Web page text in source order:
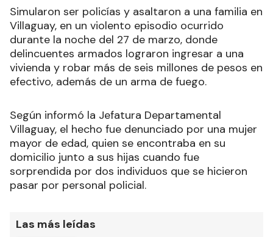
Simularon ser policías y asaltaron a una familia en
Villaguay, en un violento episodio ocurrido
durante la noche del 27 de marzo, donde
delincuentes armados lograron ingresar a una
vivienda y robar más de seis millones de pesos en
efectivo, además de un arma de fuego.
Según informó la Jefatura Departamental
Villaguay, el hecho fue denunciado por una mujer
mayor de edad, quien se encontraba en su
domicilio junto a sus hijas cuando fue
sorprendida por dos individuos que se hicieron
pasar por personal policial.
Las más leídas